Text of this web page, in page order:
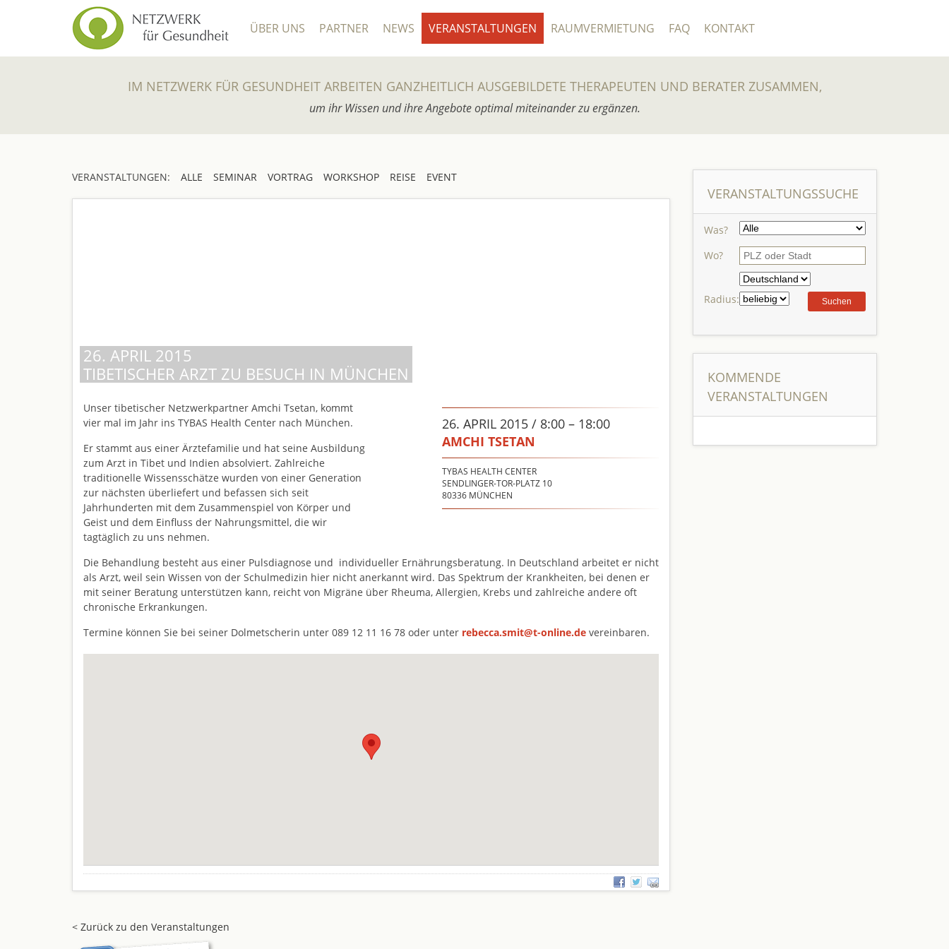
ÜBER UNS PARTNER NEWS VERANSTALTUNGEN RAUMVERMIETUNG FAQ KONTAKT
IM NETZWERK FÜR GESUNDHEIT ARBEITEN GANZHEITLICH AUSGEBILDETE THERAPEUTEN UND BERATER ZUSAMMEN,
um ihr Wissen und ihre Angebote optimal miteinander zu ergänzen.
VERANSTALTUNGEN: ALLE SEMINAR VORTRAG WORKSHOP REISE EVENT
26. APRIL 2015
TIBETISCHER ARZT ZU BESUCH IN MÜNCHEN
26. APRIL 2015 / 8:00 – 18:00
AMCHI TSETAN
TYBAS HEALTH CENTER
SENDLINGER-TOR-PLATZ 10
80336 MÜNCHEN
Unser tibetischer Netzwerkpartner Amchi Tsetan, kommt
vier mal im Jahr ins TYBAS Health Center nach München.
Er stammt aus einer Ärztefamilie und hat seine Ausbildung
zum Arzt in Tibet und Indien absolviert. Zahlreiche
traditionelle Wissensschätze wurden von einer Generation
zur nächsten überliefert und befassen sich seit
Jahrhunderten mit dem Zusammenspiel von Körper und
Geist und dem Einfluss der Nahrungsmittel, die wir
tagtäglich zu uns nehmen.
Die Behandlung besteht aus einer Pulsdiagnose und individueller Ernährungsberatung. In Deutschland arbeitet er nicht
als Arzt, weil sein Wissen von der Schulmedizin hier nicht anerkannt wird. Das Spektrum der Krankheiten, bei denen er
mit seiner Beratung unterstützen kann, reicht von Migräne über Rheuma, Allergien, Krebs und zahlreiche andere oft
chronische Erkrankungen.
Termine können Sie bei seiner Dolmetscherin unter 089 12 11 16 78 oder unter rebecca.smit@t-online.de vereinbaren.
< Zurück zu den Veranstaltungen
VERANSTALTUNGSSUCHE
Was?
Wo?
Radius:
KOMMENDE
VERANSTALTUNGEN